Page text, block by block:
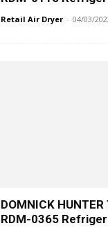
Retail Air Dryer - 04/03/
DOMNICK HUNTER
RDM-0365